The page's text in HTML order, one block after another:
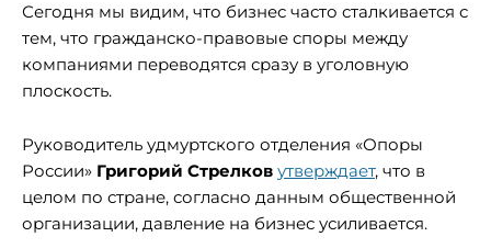
Сегодня мы видим, что бизнес часто сталкивается с
тем, что гражданско-правовые споры между
компаниями переводятся сразу в уголовную
плоскость.
Руководитель удмуртского отделения «Опоры
России» Григорий Стрелков утверждает, что в
целом по стране, согласно данным общественной
организации, давление на бизнес усиливается.